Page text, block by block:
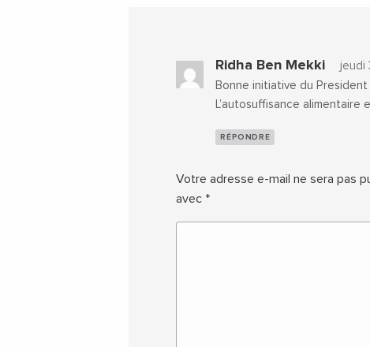
Ridha Ben Mekki
jeudi
Bonne initiative du President
L’autosuffisance
RÉPONDRE
Votre adresse e-mail ne sera pas
avec *